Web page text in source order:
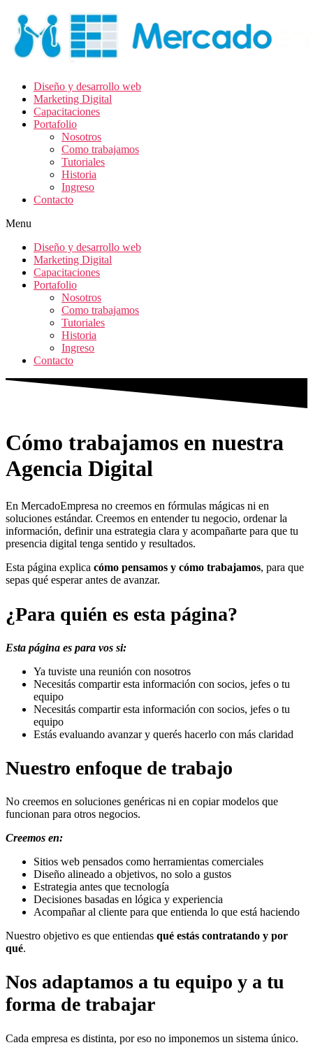
Diseño y desarrollo web
Marketing Digital
Capacitaciones
Portafolio
Nosotros
Como trabajamos
Tutoriales
Historia
Ingreso
Contacto
Menu
Diseño y desarrollo web
Marketing Digital
Capacitaciones
Portafolio
Nosotros
Como trabajamos
Tutoriales
Historia
Ingreso
Contacto
Cómo trabajamos en nuestra
Agencia Digital
En MercadoEmpresa no creemos en fórmulas mágicas ni en
soluciones estándar. Creemos en entender tu negocio, ordenar la
información, definir una estrategia clara y acompañarte para que tu
presencia digital tenga sentido y resultados.
Esta página explica cómo pensamos y cómo trabajamos, para que
sepas qué esperar antes de avanzar.
¿Para quién es esta página?
Esta página es para vos si:
Ya tuviste una reunión con nosotros
Necesitás compartir esta información con socios, jefes o tu
equipo
Necesitás compartir esta información con socios, jefes o tu
equipo
Estás evaluando avanzar y querés hacerlo con más claridad
Nuestro enfoque de trabajo
No creemos en soluciones genéricas ni en copiar modelos que
funcionan para otros negocios.
Creemos en:
Sitios web pensados como herramientas comerciales
Diseño alineado a objetivos, no solo a gustos
Estrategia antes que tecnología
Decisiones basadas en lógica y experiencia
Acompañar al cliente para que entienda lo que está haciendo
Nuestro objetivo es que entiendas qué estás contratando y por
qué.
Nos adaptamos a tu equipo y a tu
forma de trabajar
Cada empresa es distinta, por eso no imponemos un sistema único.